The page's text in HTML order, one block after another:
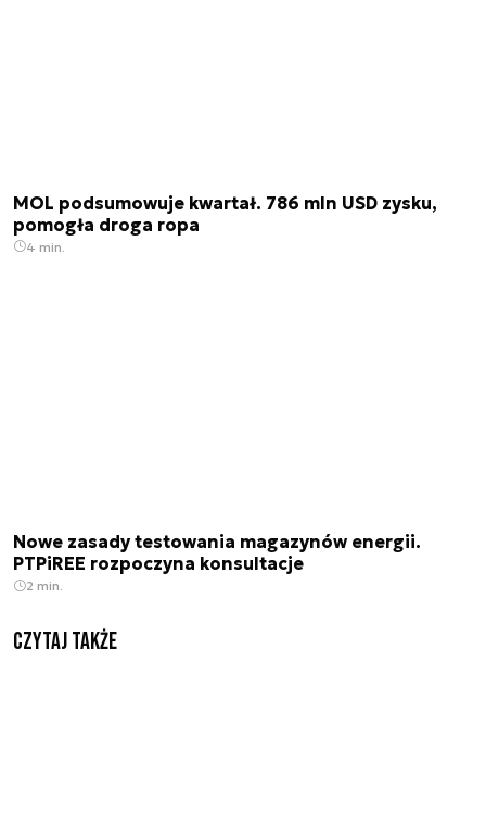
MOL podsumowuje kwartał. 786 mln USD zysku,
pomogła droga ropa
4 min.
Nowe zasady testowania magazynów energii.
PTPiREE rozpoczyna konsultacje
2 min.
Czytaj także